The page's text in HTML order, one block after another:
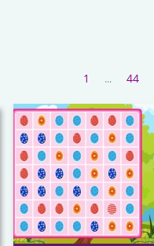
1 ... 44